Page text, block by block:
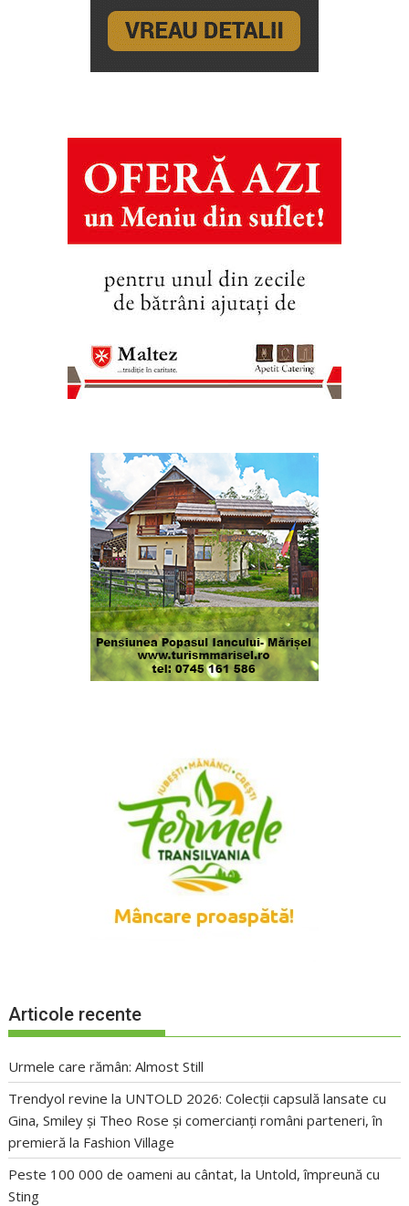
Articole recente
Urmele care rămân: Almost Still
Trendyol revine la UNTOLD 2026: Colecții capsulă lansate cu
Gina, Smiley și Theo Rose și comercianți români parteneri, în
premieră la Fashion Village
Peste 100 000 de oameni au cântat, la Untold, împreună cu
Sting